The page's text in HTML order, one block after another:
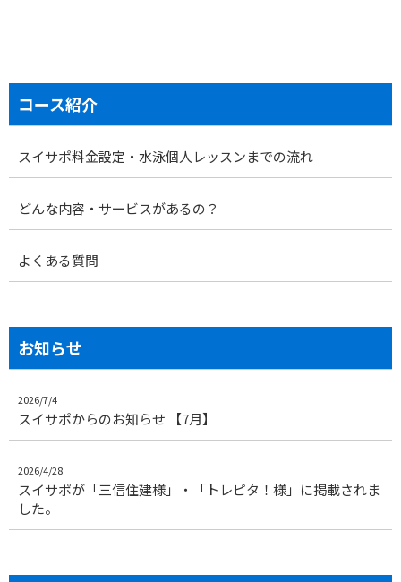
アスリートスイマーはもちろ
ん、
▶健康維持・増進を目的とし
たシニアの方
▶プールの授業でクローに挑
戦している子ども
▶スイミングスクールで進級
を目指す子ども達
水泳を楽しむ全ての人に共通
する内容です。
コース紹介
スイサポ料金設定・水泳個人レッスンまでの流れ
どんな内容・サービスがあるの？
よくある質問
お知らせ
2026/7/4
スイサポからのお知らせ 【7月】
2026/4/28
スイサポが「三信住建様」・「トレピタ！様」に掲載されま
した。